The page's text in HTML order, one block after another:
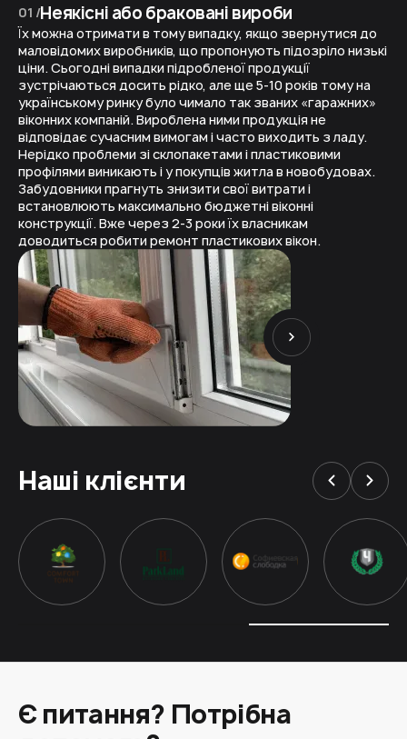
01 /Неякісні або браковані вироби
Їх можна отримати в тому випадку, якщо звернутися до
маловідомих виробників, що пропонують підозріло низькі
ціни. Сьогодні випадки підробленої продукції
зустрічаються досить рідко, але ще 5-10 років тому на
українському ринку було чимало так званих «гаражних»
віконних компаній. Вироблена ними продукція не
відповідає сучасним вимогам і часто виходить з ладу.
Нерідко проблеми зі склопакетами і пластиковими
профілями виникають і у покупців житла в новобудовах.
Забудовники прагнуть знизити свої витрати і
встановлюють максимально бюджетні віконні
конструкції. Вже через 2-3 роки їх власникам
доводиться робити ремонт пластикових вікон.
Наші клієнти
Є питання? Потрібна